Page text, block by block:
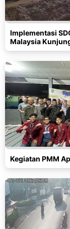
Implementasi
Malaysia
Kegiatan PMM